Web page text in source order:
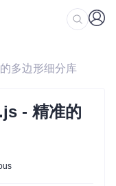
多边形细分库
- 精准的